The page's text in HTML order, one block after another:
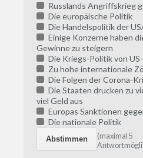
Russlands Angriffskrieg
Die europäische Politik
Die Handelspolitik der
Einige Konzerne haben
Gewinne zu steigern
Die Kriegs-Politik von
Zu hohe internationale
Die Folgen der Corona-
Die Staaten drucken zu
viel Geld aus
Europas Sanktionen
Die nationale Politik
(maximal 5